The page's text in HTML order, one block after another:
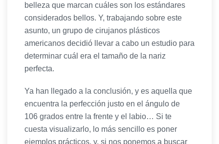
belleza que marcan cuáles son los estándares
considerados bellos. Y, trabajando sobre este
asunto, un grupo de cirujanos plásticos
americanos decidió llevar a cabo un estudio para
determinar cuál era el tamaño de la nariz
perfecta.
Ya han llegado a la conclusión, y es aquella que
encuentra la perfección justo en el ángulo de
106 grados entre la frente y el labio… Si te
cuesta visualizarlo, lo más sencillo es poner
ejemplos prácticos, y, si nos ponemos a buscar